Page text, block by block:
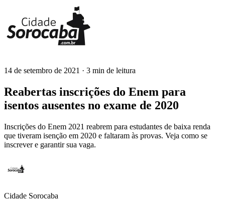
14 de setembro de 2021 · 3 min de leitura
Reabertas inscrições do Enem para
isentos ausentes no exame de 2020
Inscrições do Enem 2021 reabrem para estudantes de baixa renda
que tiveram isenção em 2020 e faltaram às provas. Veja como se
inscrever e garantir sua vaga.
Cidade Sorocaba